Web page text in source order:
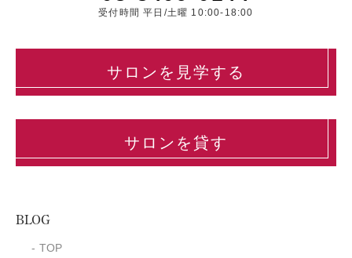
受付時間 平日/土曜 10:00-18:00
サロンを見学する
サロンを貸す
BLOG
TOP